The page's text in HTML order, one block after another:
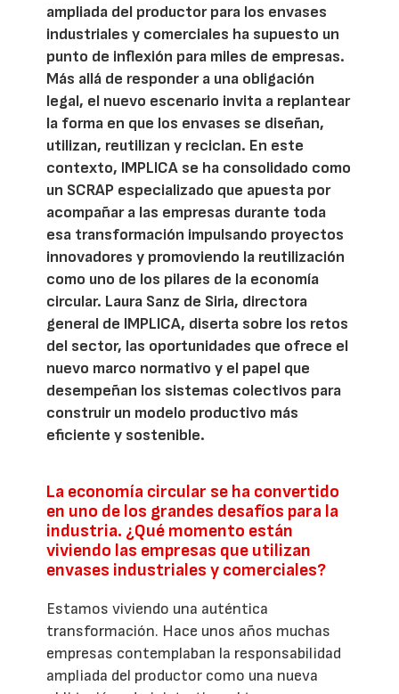
ampliada del productor para los envases
industriales y comerciales ha supuesto un
punto de inflexión para miles de empresas.
Más allá de responder a una obligación
legal, el nuevo escenario invita a replantear
la forma en que los envases se diseñan,
utilizan, reutilizan y reciclan. En este
contexto, IMPLICA se ha consolidado como
un SCRAP especializado que apuesta por
acompañar a las empresas durante toda
esa transformación impulsando proyectos
innovadores y promoviendo la reutilización
como uno de los pilares de la economía
circular. Laura Sanz de Siria, directora
general de IMPLICA, diserta sobre los retos
del sector, las oportunidades que ofrece el
nuevo marco normativo y el papel que
desempeñan los sistemas colectivos para
construir un modelo productivo más
eficiente y sostenible.
La economía circular se ha convertido
en uno de los grandes desafíos para la
industria. ¿Qué momento están
viviendo las empresas que utilizan
envases industriales y comerciales?
Estamos viviendo una auténtica
transformación. Hace unos años muchas
empresas contemplaban la responsabilidad
ampliada del productor como una nueva